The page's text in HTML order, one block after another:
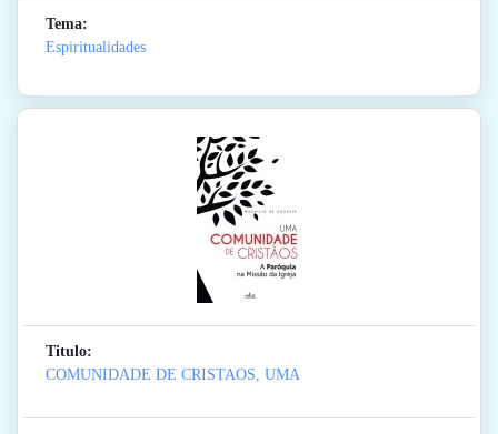
Tema:
Espiritualidades
Titulo:
COMUNIDADE DE CRISTAOS, UMA